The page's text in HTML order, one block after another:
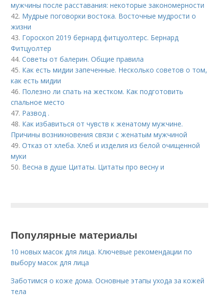
мужчины после расставания: некоторые закономерности
42. Мудрые поговорки востока. Восточные мудрости о
жизни
43. Гороскоп 2019 бернард фитцуолтерс. Бернард
Фитцуолтер
44.Советы от балерин. Общие правила
45. Как есть мидии запеченные. Несколько советов о том,
как есть мидии
46. Полезно ли спать на жестком. Как подготовить
спальное место
47. Развод .
48. Как избавиться от чувств к женатому мужчине.
Причины возникновения связи с женатым мужчиной
49.Отказ от хлеба. Хлеб и изделия из белой очищенной
муки
50. Весна в душе Цитаты. Цитаты про весну и
Популярные материалы
10 новых масок для лица. Ключевые рекомендации по
выбору масок для лица
Заботимся о коже дома. Основные этапы ухода за кожей
тела